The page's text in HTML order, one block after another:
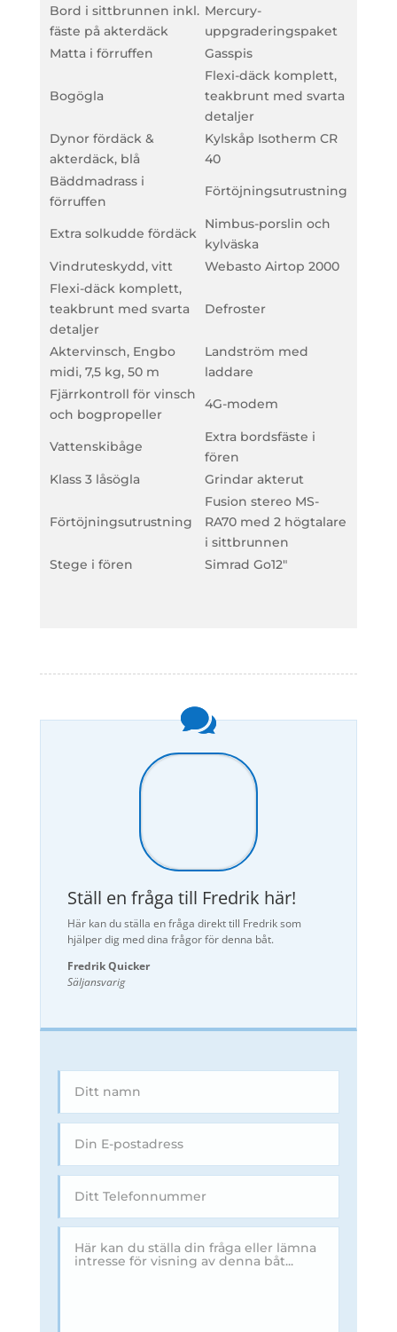
Bord i sittbrunnen inkl.
fäste på akterdäck
Mercury-
uppgraderingspaket
Matta i förruffen
Gasspis
Bogögla
Flexi-däck komplett,
teakbrunt med svarta
detaljer
Dynor fördäck &
akterdäck, blå
Kylskåp Isotherm CR
40
Bäddmadrass i
förruffen
Förtöjningsutrustning
Extra solkudde fördäck
Nimbus-porslin och
kylväska
Vindruteskydd, vitt
Webasto Airtop 2000
Flexi-däck komplett,
teakbrunt med svarta
detaljer
Defroster
Aktervinsch, Engbo
midi, 7,5 kg, 50 m
Landström med
laddare
Fjärrkontroll för vinsch
och bogpropeller
4G-modem
Vattenskibåge
Extra bordsfäste i
fören
Klass 3 låsögla
Grindar akterut
Förtöjningsutrustning
Fusion stereo MS-
RA70 med 2 högtalare
i sittbrunnen
Stege i fören
Simrad Go12″
Ställ en fråga till Fredrik här!
Här kan du ställa en fråga direkt till Fredrik som
hjälper dig med dina frågor för denna båt.
Fredrik Quicker
Säljansvarig
Här kommer ett meddelande från en av dina